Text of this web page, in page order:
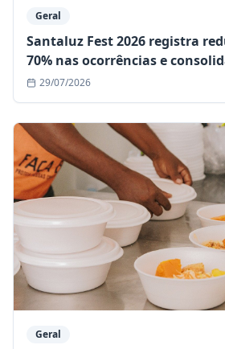
Geral
Santaluz Fest 2026 registra
70% nas ocorrências e
segura da história
29/07/2026
Geral